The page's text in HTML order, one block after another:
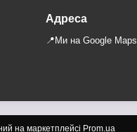
Адреса
📍Ми на Google Maps
на маркетплейсі Prom.ua